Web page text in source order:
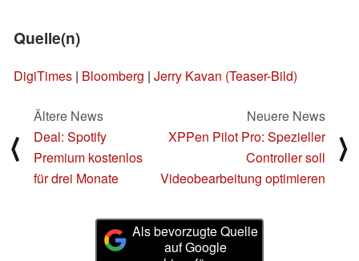
Quelle(n)
DigiTimes | Bloomberg | Jerry Kavan (Teaser-Bild)
⟨
Ältere News
Deal: Spotify
Premium kostenlos
für drei Monate
Neuere News
XPPen Pilot Pro: Spezieller
Controller soll
Videobearbeitung optimieren
⟩
Als bevorzugte Quelle
auf Google